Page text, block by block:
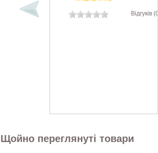
Відгуків (0)
Щойно переглянуті товари